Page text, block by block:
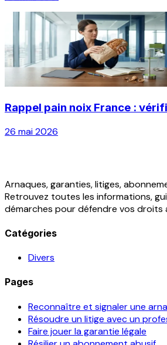
Rappel pain noix France :
26 mai 2026
Arnaques, garanties, litiges,
Retrouvez toutes les informations,
démarches pour défendre vos droits
Catégories
Divers
Pages
Reconnaître et signaler une
Résoudre un litige avec un
Faire jouer la garantie légale